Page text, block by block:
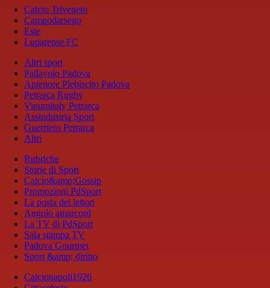
Calcio Triveneto
Campodarsego
Este
Luparense FC
Altri sport
Pallavolo Padova
Antenore Plebiscito Padova
Petrarca Rugby
Vinumitaly Petrarca
Assindustria Sport
Guerriero Petrarca
Altri
Rubriche
Storie di Sport
Calcio&amp;Gossip
Promozioni PdSport
La posta dei lettori
Angolo amarcord
La TV di PdSport
Sala stampa TV
Padova Gourmet
Sport &amp; diritto
Calcionapoli1926